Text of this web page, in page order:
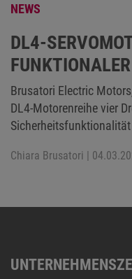
NEWS
DL4-
Brusatori Electric
DL4-Motorenreihe vier
Sicherheitsfunktionalität
Chiara Brusatori |